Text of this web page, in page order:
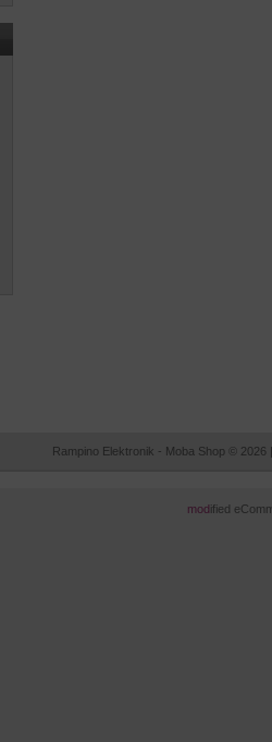
Rampino Elektronik - Moba Shop ©
modified